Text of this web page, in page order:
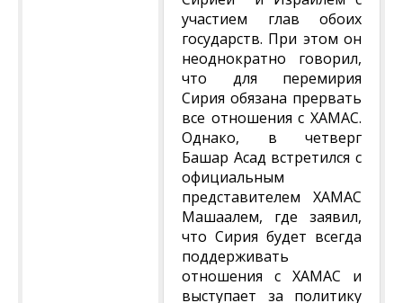
участием глав обоих
государств. При этом он
неоднократно говорил,
что для перемирия
Сирия обязана прервать
все отношения с ХАМАС.
Однако, в четверг
Башар Асад встретился с
официальным
представителем ХАМАС
Машаалем, где заявил,
что Сирия будет всегда
поддерживать
отношения с ХАМАС и
выступает за политику